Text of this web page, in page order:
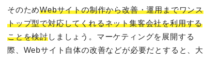
そのためWebサイトの制作から改善・運用までワンス
トップ型で対応してくれるネット集客会社を利用する
ことを検討しましょう。マーケティングを展開する
際、Webサイト自体の改善などが必要だとすると、大